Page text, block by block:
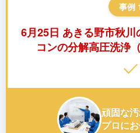
事例
6月25日 あきる野市秋
コンの分解高圧洗浄
頑固な
プロに